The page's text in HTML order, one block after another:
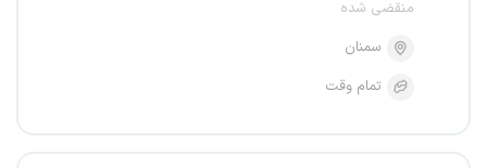
منقضی شده
سمنان
تمام وقت